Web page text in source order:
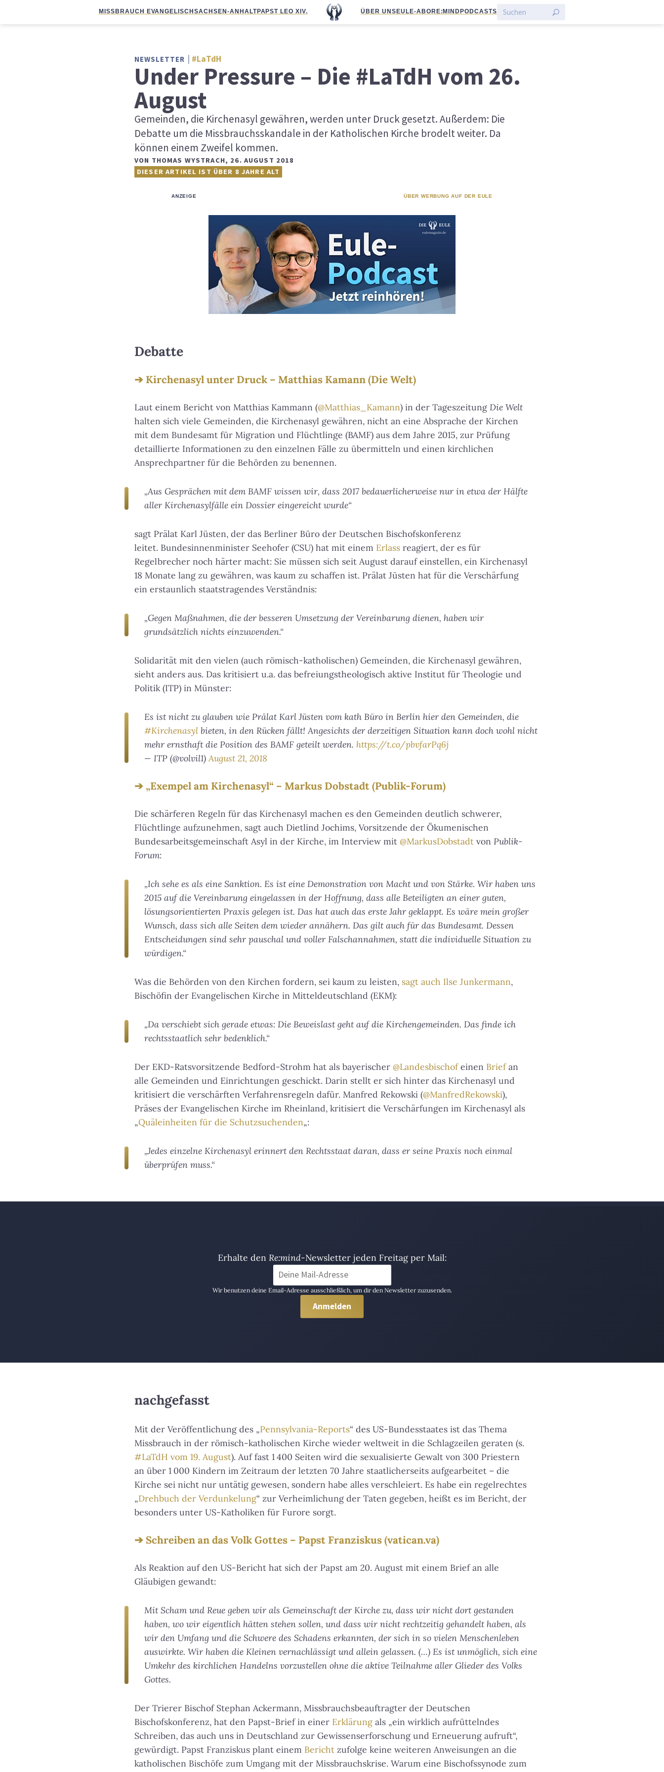
MISSBRAUCH EVANGELISCHSACHSEN-ANHALTPAPST LEO XIV. ÜBER UNS EULE-ABO RE:MIND PODCASTS
NEWSLETTER #LaTdH
Under Pressure – Die #LaTdH vom 26.
August
Gemeinden, die Kirchenasyl gewähren, werden unter Druck gesetzt. Außerdem: Die
Debatte um die Missbrauchsskandale in der Katholischen Kirche brodelt weiter. Da
können einem Zweifel kommen.
VON THOMAS WYSTRACH, 26. AUGUST 2018
DIESER ARTIKEL IST ÜBER 8 JAHRE ALT
ANZEIGE ÜBER WERBUNG AUF DER EULE
Debatte
Kirchenasyl unter Druck – Matthias Kamann (Die Welt)
Laut einem Bericht von Matthias Kammann (@Matthias_Kamann) in der Tageszeitung Die Welt
halten sich viele Gemeinden, die Kirchenasyl gewähren, nicht an eine Absprache der Kirchen
mit dem Bundesamt für Migration und Flüchtlinge (BAMF) aus dem Jahre 2015, zur Prüfung
detaillierte Informationen zu den einzelnen Fälle zu übermitteln und einen kirchlichen
Ansprechpartner für die Behörden zu benennen.
„Aus Gesprächen mit dem BAMF wissen wir, dass 2017 bedauerlicherweise nur in etwa der Hälfte
aller Kirchenasylfälle ein Dossier eingereicht wurde“
sagt Prälat Karl Jüsten, der das Berliner Büro der Deutschen Bischofskonferenz
leitet. Bundesinnenminister Seehofer (CSU) hat mit einem Erlass reagiert, der es für
Regelbrecher noch härter macht: Sie müssen sich seit August darauf einstellen, ein Kirchenasyl
18 Monate lang zu gewähren, was kaum zu schaffen ist. Prälat Jüsten hat für die Verschärfung
ein erstaunlich staatstragendes Verständnis:
„Gegen Maßnahmen, die der besseren Umsetzung der Vereinbarung dienen, haben wir
grundsätzlich nichts einzuwenden.“
Solidarität mit den vielen (auch römisch-katholischen) Gemeinden, die Kirchenasyl gewähren,
sieht anders aus. Das kritisiert u.a. das befreiungstheologisch aktive Institut für Theologie und
Politik (ITP) in Münster:
Es ist nicht zu glauben wie Prälat Karl Jüsten vom kath Büro in Berlin hier den Gemeinden, die
#Kirchenasyl bieten, in den Rücken fällt! Angesichts der derzeitigen Situation kann doch wohl nicht
mehr ernsthaft die Position des BAMF geteilt werden. https://t.co/pbvfarPq6j
— ITP (@volvil1)August 21, 2018
„Exempel am Kirchenasyl“ – Markus Dobstadt (Publik-Forum)
Die schärferen Regeln für das Kirchenasyl machen es den Gemeinden deutlich schwerer,
Flüchtlinge aufzunehmen, sagt auch Dietlind Jochims, Vorsitzende der Ökumenischen
Bundesarbeitsgemeinschaft Asyl in der Kirche, im Interview mit @MarkusDobstadt von Publik-
Forum:
„Ich sehe es als eine Sanktion. Es ist eine Demonstration von Macht und von Stärke. Wir haben uns
2015 auf die Vereinbarung eingelassen in der Hoffnung, dass alle Beteiligten an einer guten,
lösungsorientierten Praxis gelegen ist. Das hat auch das erste Jahr geklappt. Es wäre mein großer
Wunsch, dass sich alle Seiten dem wieder annähern. Das gilt auch für das Bundesamt. Dessen
Entscheidungen sind sehr pauschal und voller Falschannahmen, statt die individuelle Situation zu
würdigen.“
Was die Behörden von den Kirchen fordern, sei kaum zu leisten, sagt auch Ilse Junkermann,
Bischöfin der Evangelischen Kirche in Mitteldeutschland (EKM):
„Da verschiebt sich gerade etwas: Die Beweislast geht auf die Kirchengemeinden. Das finde ich
rechtsstaatlich sehr bedenklich.“
Der EKD-Ratsvorsitzende Bedford-Strohm hat als bayerischer @Landesbischofeinen Briefan
alle Gemeinden und Einrichtungen geschickt. Darin stellt er sich hinter das Kirchenasyl und
kritisiert die verschärften Verfahrensregeln dafür. Manfred Rekowski (@ManfredRekowski),
Präses der Evangelischen Kirche im Rheinland, kritisiert die Verschärfungen im Kirchenasyl als
„Quäleinheiten für die Schutzsuchenden„:
„Jedes einzelne Kirchenasyl erinnert den Rechtsstaat daran, dass er seine Praxis noch einmal
überprüfen muss.“
Erhalte den Re:mind-Newsletter jeden Freitag per Mail:
Wir benutzen deine Email-Adresse ausschließlich, um dir den Newsletter zuzusenden.
nachgefasst
Mit der Veröffentlichung des „Pennsylvania-Reports“ des US-Bundesstaates ist das Thema
Missbrauch in der römisch-katholischen Kirche wieder weltweit in die Schlagzeilen geraten (s.
#LaTdH vom 19. August). Auf fast 1 400 Seiten wird die sexualisierte Gewalt von 300 Priestern
an über 1 000 Kindern im Zeitraum der letzten 70 Jahre staatlicherseits aufgearbeitet – die
Kirche sei nicht nur untätig gewesen, sondern habe alles verschleiert. Es habe ein regelrechtes
„Drehbuch der Verdunkelung“ zur Verheimlichung der Taten gegeben, heißt es im Bericht, der
besonders unter US-Katholiken für Furore sorgt.
Schreiben an das Volk Gottes – Papst Franziskus (vatican.va)
Als Reaktion auf den US-Bericht hat sich der Papst am 20. August mit einem Brief an alle
Gläubigen gewandt:
Mit Scham und Reue geben wir als Gemeinschaft der Kirche zu, dass wir nicht dort gestanden
haben, wo wir eigentlich hätten stehen sollen, und dass wir nicht rechtzeitig gehandelt haben, als
wir den Umfang und die Schwere des Schadens erkannten, der sich in so vielen Menschenleben
auswirkte. Wir haben die Kleinen vernachlässigt und allein gelassen. (…) Es ist unmöglich, sich eine
Umkehr des kirchlichen Handelns vorzustellen ohne die aktive Teilnahme aller Glieder des Volks
Gottes.
Der Trierer Bischof Stephan Ackermann, Missbrauchsbeauftragter der Deutschen
Bischofskonferenz, hat den Papst-Brief in einer Erklärung als „ein wirklich aufrüttelndes
Schreiben, das auch uns in Deutschland zur Gewissenserforschung und Erneuerung aufruft“,
gewürdigt. Papst Franziskus plant einem Bericht zufolge keine weiteren Anweisungen an die
katholischen Bischöfe zum Umgang mit der Missbrauchskrise. Warum eine Bischofssynode zum